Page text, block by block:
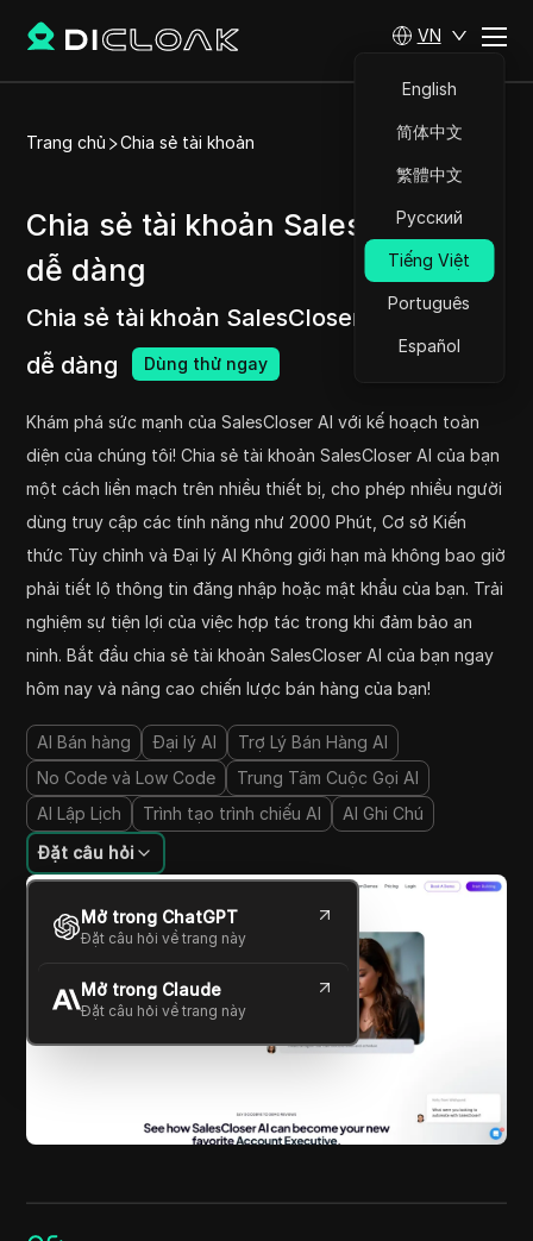
VN
English
简体中文
繁體中文
Русский
Tiếng Việt
Português
Español
Trang chủ Chia sẻ tài khoản
Chia sẻ tài khoản SalesCloser AI
dễ dàng
Chia sẻ tài khoản SalesCloser AI một cách
dễ dàng
Dùng thử ngay
Khám phá sức mạnh của SalesCloser AI với kế hoạch toàn
diện của chúng tôi! Chia sẻ tài khoản SalesCloser AI của bạn
một cách liền mạch trên nhiều thiết bị, cho phép nhiều người
dùng truy cập các tính năng như 2000 Phút, Cơ sở Kiến
thức Tùy chỉnh và Đại lý AI Không giới hạn mà không bao giờ
phải tiết lộ thông tin đăng nhập hoặc mật khẩu của bạn. Trải
nghiệm sự tiện lợi của việc hợp tác trong khi đảm bảo an
ninh. Bắt đầu chia sẻ tài khoản SalesCloser AI của bạn ngay
hôm nay và nâng cao chiến lược bán hàng của bạn!
AI Bán hàng Đại lý AI
Trợ Lý Bán Hàng AI
No Code và Low Code
Trung Tâm Cuộc Gọi AI
AI Lập Lịch
Trình tạo trình chiếu AI
AI Ghi Chú
Đặt câu hỏi
Mở trong ChatGPT
Đặt câu hỏi về trang này
Mở trong Claude
Đặt câu hỏi về trang này